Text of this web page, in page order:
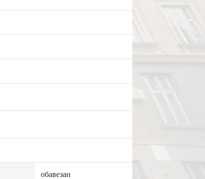
обавезан